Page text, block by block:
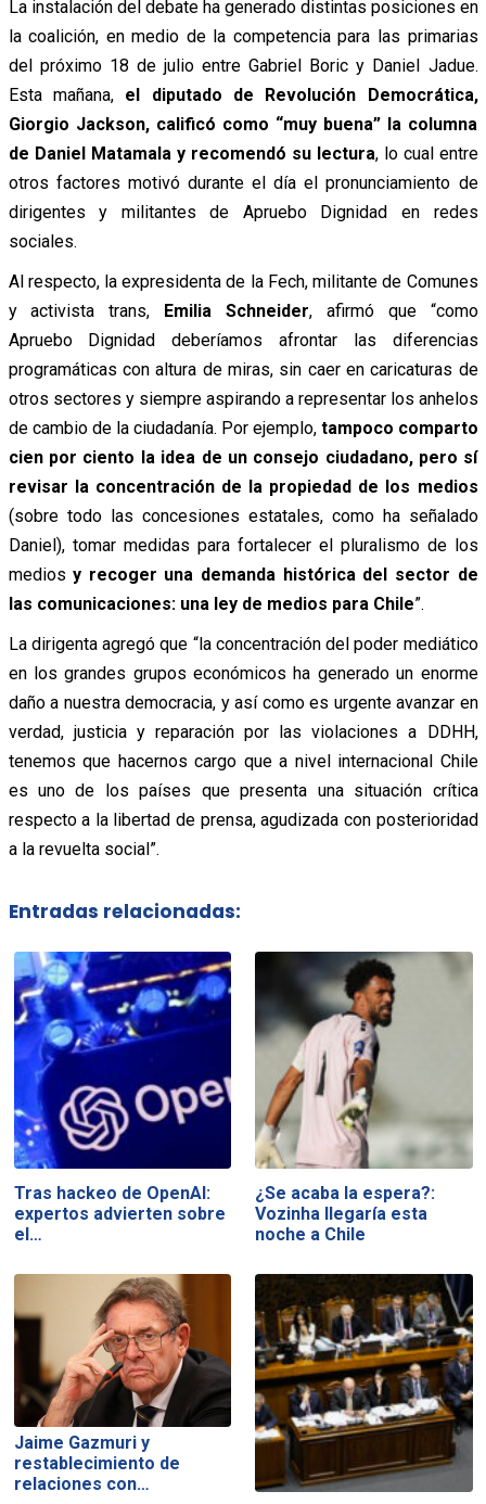
La instalación del debate ha generado distintas posiciones en
la coalición, en medio de la competencia para las primarias
del próximo 18 de julio entre Gabriel Boric y Daniel Jadue.
Esta mañana, el diputado de Revolución Democrática,
Giorgio Jackson, calificó como “muy buena” la columna
de Daniel Matamala y recomendó su lectura, lo cual entre
otros factores motivó durante el día el pronunciamiento de
dirigentes y militantes de Apruebo Dignidad en redes
sociales.
Al respecto, la expresidenta de la Fech, militante de Comunes
y activista trans, Emilia Schneider, afirmó que “como
Apruebo Dignidad deberíamos afrontar las diferencias
programáticas con altura de miras, sin caer en caricaturas de
otros sectores y siempre aspirando a representar los anhelos
de cambio de la ciudadanía. Por ejemplo, tampoco comparto
cien por ciento la idea de un consejo ciudadano, pero sí
revisar la concentración de la propiedad de los medios
(sobre todo las concesiones estatales, como ha señalado
Daniel), tomar medidas para fortalecer el pluralismo de los
mediosy recoger una demanda histórica del sector de
las comunicaciones: una ley de medios para Chile”.
La dirigenta agregó que “la concentración del poder mediático
en los grandes grupos económicos ha generado un enorme
daño a nuestra democracia, y así como es urgente avanzar en
verdad, justicia y reparación por las violaciones a DDHH,
tenemos que hacernos cargo que a nivel internacional Chile
es uno de los países que presenta una situación crítica
respecto a la libertad de prensa, agudizada con posterioridad
a la revuelta social”.
Entradas relacionadas:
Tras hackeo de OpenAI:
expertos advierten sobre
el…
¿Se acaba la espera?:
Vozinha llegaría esta
noche a Chile
Jaime Gazmuri y
restablecimiento de
relaciones con…